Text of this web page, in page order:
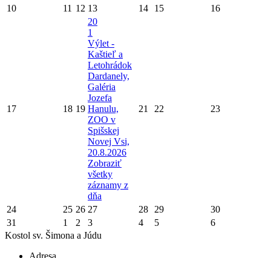
10 11 12 13 14 15 16
17 18 19
20
1
Výlet -
Kaštieľ a
Letohrádok
Dardanely,
Galéria
Jozefa
Hanulu,
ZOO v
Spišskej
Novej Vsi,
20.8.2026
Zobraziť
všetky
záznamy z
dňa
21 22 23
24 25 26 27 28 29
30
31
1 2 3 4 5
6
Kostol sv. Šimona a Júdu